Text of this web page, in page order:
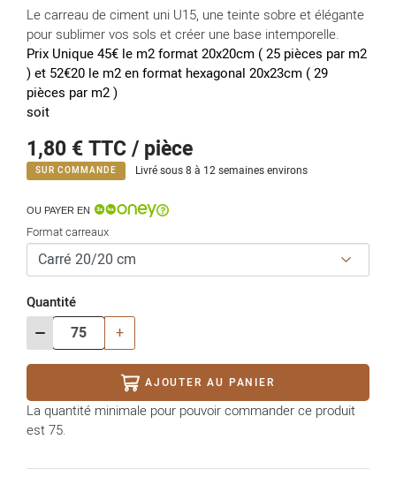
Le carreau de ciment uni U15, une teinte sobre et élégante
pour sublimer vos sols et créer une base intemporelle.
Prix Unique 45€ le m2 format 20x20cm ( 25 pièces par m2
) et 52€20 le m2 en format hexagonal 20x23cm ( 29
pièces par m2 )
soit
1,80 €TTC / pièce
SUR COMMANDE Livré sous 8 à 12 semaines environs
OU PAYER EN
Format carreaux
Quantité
- +
AJOUTER AU PANIER
La quantité minimale pour pouvoir commander ce produit
est 75.